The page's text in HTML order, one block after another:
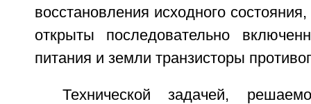
восстановления исходного
открыты последовательно
питания и земли транзисторы
Технической задачей,